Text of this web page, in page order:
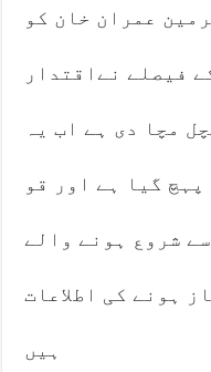
عمران خان کو
فیصلے نےاقتدار
مچا دی ہے اب یہ
گیا ہے اور قو
شروع ہونے والے
ہونے کی اطلاعات
ہیں